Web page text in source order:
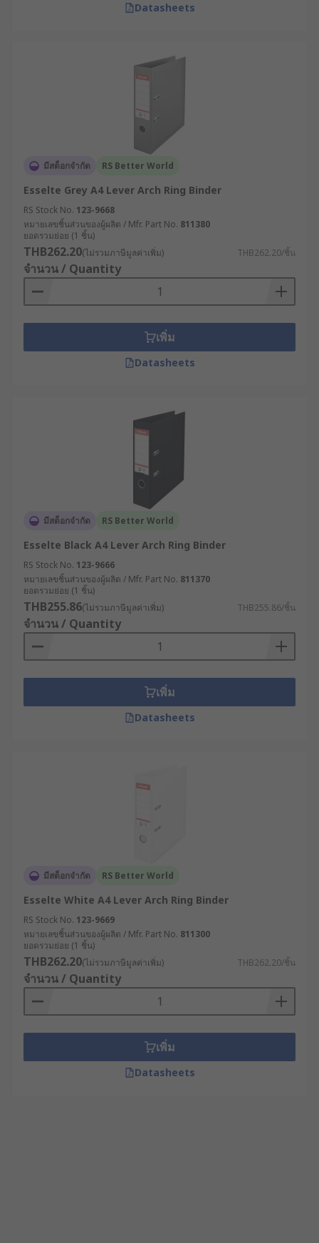
Datasheets
มีสต็อกจำกัด RS Better World
Esselte Grey A4 Lever Arch Ring Binder
RS Stock No. 123-9668
หมายเลขชิ้นส่วนของผู้ผลิต / Mfr. Part No. 811380
ยอดรวมย่อย (1 ชิ้น)
THB262.20(ไม่รวมภาษีมูลค่าเพิ่ม) THB262.20/ชิ้น
จำนวน / Quantity
เพิ่ม
Datasheets
มีสต็อกจำกัด RS Better World
Esselte Black A4 Lever Arch Ring Binder
RS Stock No. 123-9666
หมายเลขชิ้นส่วนของผู้ผลิต / Mfr. Part No. 811370
ยอดรวมย่อย (1 ชิ้น)
THB255.86(ไม่รวมภาษีมูลค่าเพิ่ม) THB255.86/ชิ้น
จำนวน / Quantity
เพิ่ม
Datasheets
มีสต็อกจำกัด RS Better World
Esselte White A4 Lever Arch Ring Binder
RS Stock No. 123-9669
หมายเลขชิ้นส่วนของผู้ผลิต / Mfr. Part No. 811300
ยอดรวมย่อย (1 ชิ้น)
THB262.20(ไม่รวมภาษีมูลค่าเพิ่ม) THB262.20/ชิ้น
จำนวน / Quantity
เพิ่ม
Datasheets